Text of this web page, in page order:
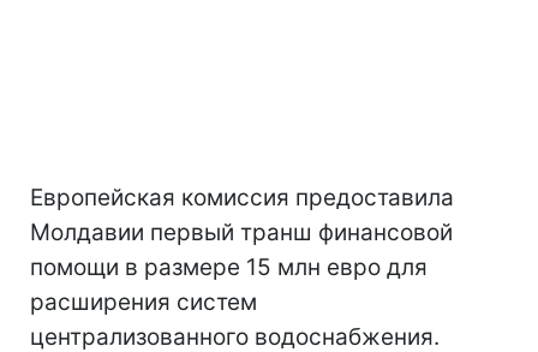
Европейская комиссия предоставила
Молдавии первый транш финансовой
помощи в размере 15 млн евро для
расширения систем
централизованного водоснабжения.